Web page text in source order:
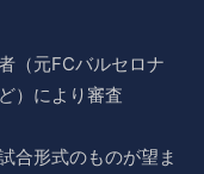
元FCバルセロナ
）により審査
合形式のものが望ま